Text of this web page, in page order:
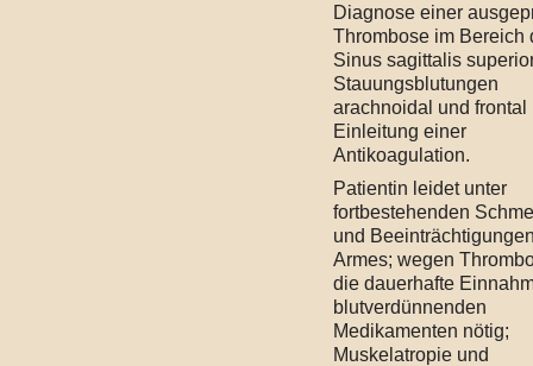
Diagnose einer
Thrombose im Bereich
Sinus sagittalis
Stauungsblutungen
arachnoidal und frontal
Einleitung einer
Antikoagulation.
Patientin leidet unter
fortbestehenden
und
Armes; wegen
die dauerhafte
blutverdünnenden
Medikamenten nötig;
Muskelatropie und